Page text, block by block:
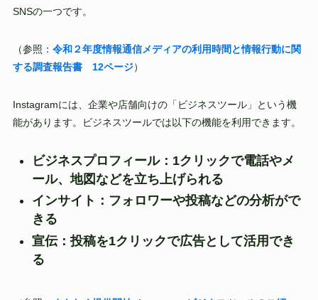
SNSの一つです。
（参照： 令和２年度情報通信メディアの利用時間と情報行動に関
する調査報告書 12ページ）
Instagramには、企業や店舗向けの「ビジネスツール」という機
能があります。ビジネスツールでは以下の機能を利用できます。
ビジネスプロフィール：1クリックで電話やメ
ール、地図などを立ち上げられる
インサイト：フォロワーや投稿などの分析がで
きる
宣伝：投稿を1クリックで広告として活用でき
る